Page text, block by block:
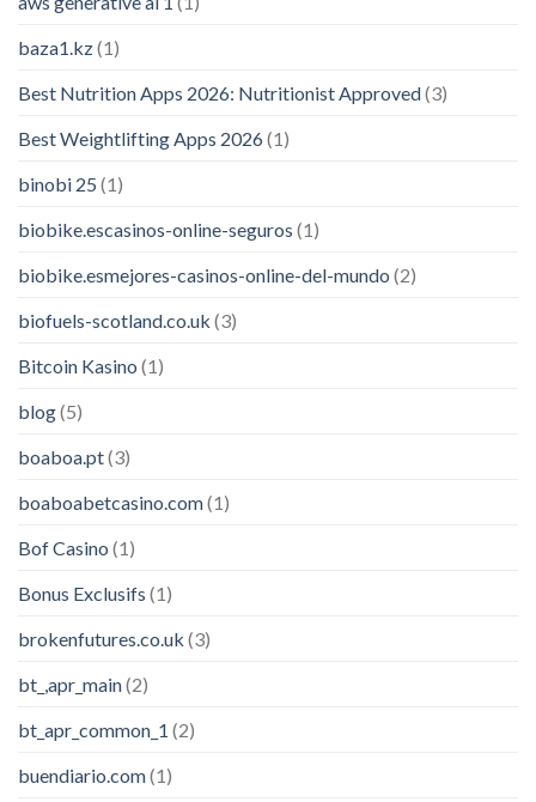
baza1.kz(1)
Best Nutrition Apps 2026: Nutritionist Approved(3)
Best Weightlifting Apps 2026(1)
binobi 25 (1)
biobike.escasinos-online-seguros (1)
biobike.esmejores-casinos-online-del-mundo (2)
biofuels-scotland.co.uk (3)
Bitcoin Kasino (1)
blog(5)
boaboa.pt(3)
boaboabetcasino.com(1)
Bof Casino (1)
Bonus Exclusifs (1)
brokenfutures.co.uk (3)
bt_,apr_main(2)
bt_apr_common_1 (2)
buendiario.com(1)